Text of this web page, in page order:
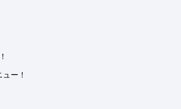
ー！